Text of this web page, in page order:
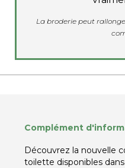
La broderie peut
Complément
Découvrez la nouvelle
toilette disponibles